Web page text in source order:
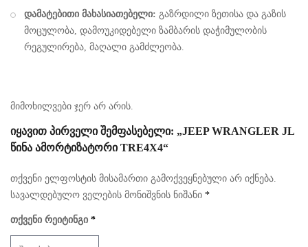
დამატებითი მახასიათებელი: გაზრდილი ზეთისა და გაზის
მოცულობა, დამოუკიდებელი ზამბარის დაჭიმულობის
რეგულირება, მაღალი გამძლეობა.
მიმოხილვები ჯერ არ არის.
ᲘᲧᲐᲕᲘᲗ ᲞᲘᲠᲕᲔᲚᲘ ᲨᲔᲛᲤᲐᲡᲔᲑᲔᲚᲘ: „JEEP WRANGLER JL
ᲬᲘᲜᲐ ᲐᲛᲝᲠᲢᲘᲖᲐᲢᲝᲠᲘ TRE4X4“
თქვენი ელფოსტის მისამართი გამოქვეყნებული არ იქნება.
სავალდებულო ველების მონიშვნის ნიშანი *
თქვენი რეიტინგი *